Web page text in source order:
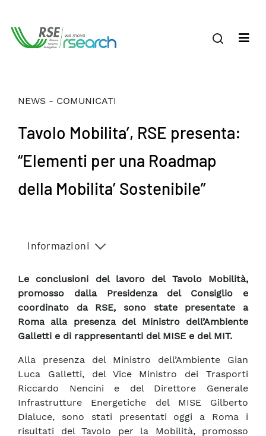
NEWS - COMUNICATI
Tavolo Mobilita’, RSE presenta:
“Elementi per una Roadmap
della Mobilita’ Sostenibile”
Informazioni
Le conclusioni del lavoro del Tavolo Mobilità,
promosso dalla Presidenza del Consiglio e
coordinato da RSE, sono state presentate a
Roma alla presenza del Ministro dell’Ambiente
Galletti e di rappresentanti del MISE e del MIT.
Alla presenza del Ministro dell’Ambiente Gian
Luca Galletti, del Vice Ministro dei Trasporti
Riccardo Nencini e del Direttore Generale
Infrastrutture Energetiche del MISE Gilberto
Dialuce, sono stati presentati oggi a Roma i
risultati del Tavolo per la Mobilità, promosso